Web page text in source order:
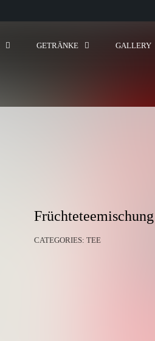
GETRÄNKE GALLERY
Früchteteemischung
CATEGORIES: TEE